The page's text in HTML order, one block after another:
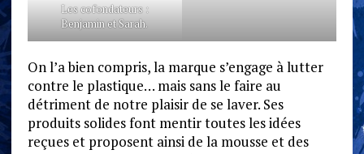
Les cofondateurs :
Benjamin et Sarah.
On l’a bien compris, la marque s’engage à lutter
contre le plastique… mais sans le faire au
détriment de notre plaisir de se laver. Ses
produits solides font mentir toutes les idées
reçues et proposent ainsi de la mousse et des